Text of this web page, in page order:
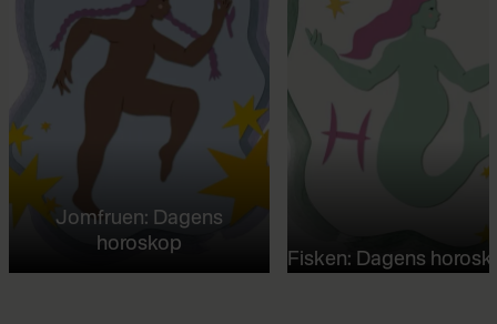
Jomfruen: Dagens
horoskop
Fisken: Dagens